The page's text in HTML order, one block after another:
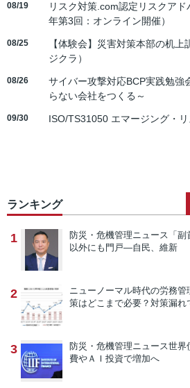
08/19
リスク対策.com認定リスクア
年第3回：オンライン開催）
08/25
【体験会】災害対策本部の机
ジクラ）
08/26
サイバー攻撃対応BCP実践勉強
らない会社をつくる～
09/30 ISO/TS31050 エマージング・
ランキング
1 防災・危機管理ニュース 「
以外にも門戸―自民、維新
2 ニューノーマル時代の労務管
策はどこまで必要？対策漏れ
3 防災・危機管理ニュース世界
費やＡＩ投資で増加へ